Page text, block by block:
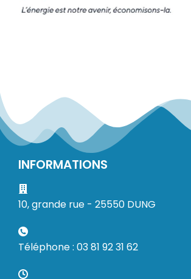
INFORMATIONS
10, grande rue - 25550 DUNG
Téléphone : 03 81 92 31 62